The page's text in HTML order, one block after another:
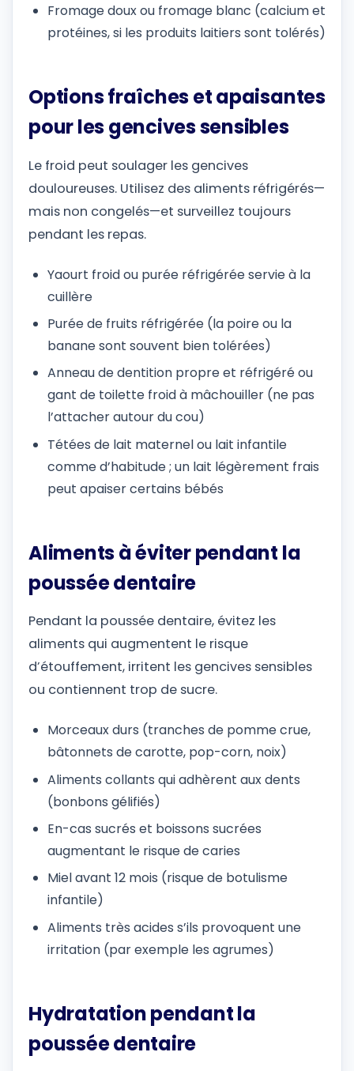
Fromage doux ou fromage blanc (calcium et
protéines, si les produits laitiers sont tolérés)
Options fraîches et apaisantes
pour les gencives sensibles
Le froid peut soulager les gencives
douloureuses. Utilisez des aliments réfrigérés—
mais non congelés—et surveillez toujours
pendant les repas.
Yaourt froid ou purée réfrigérée servie à la
cuillère
Purée de fruits réfrigérée (la poire ou la
banane sont souvent bien tolérées)
Anneau de dentition propre et réfrigéré ou
gant de toilette froid à mâchouiller (ne pas
l’attacher autour du cou)
Tétées de lait maternel ou lait infantile
comme d’habitude ; un lait légèrement frais
peut apaiser certains bébés
Aliments à éviter pendant la
poussée dentaire
Pendant la poussée dentaire, évitez les
aliments qui augmentent le risque
d’étouffement, irritent les gencives sensibles
ou contiennent trop de sucre.
Morceaux durs (tranches de pomme crue,
bâtonnets de carotte, pop-corn, noix)
Aliments collants qui adhèrent aux dents
(bonbons gélifiés)
En-cas sucrés et boissons sucrées
augmentant le risque de caries
Miel avant 12 mois (risque de botulisme
infantile)
Aliments très acides s’ils provoquent une
irritation (par exemple les agrumes)
Hydratation pendant la
poussée dentaire